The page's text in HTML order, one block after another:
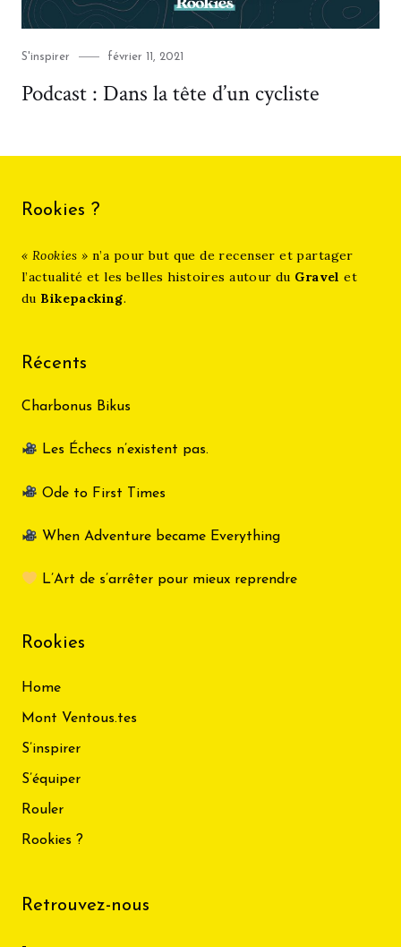
Category
S'inspirer
Posted
février 11, 2021
Podcast : Dans la tête d’un cycliste
Rookies ?
« Rookies »n’a pour but que de recenser et partager
l’actualité et les belles histoires autour du Gravel et
du Bikepacking.
Récents
Charbonus Bikus
Les Échecs n’existent pas.
Ode to First Times
When Adventure became Everything
L’Art de s’arrêter pour mieux reprendre
Rookies
Home
Mont Ventous.tes
S’inspirer
S’équiper
Rouler
Rookies ?
Retrouvez-nous